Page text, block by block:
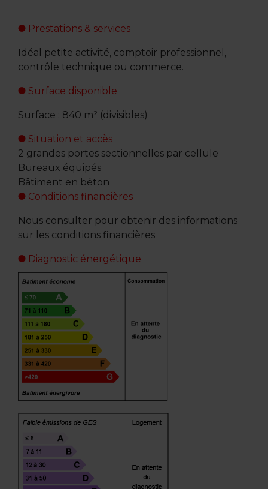
Prestations & services
Idéal petite activité, comptoir professionnel,
contrôle technique ou commerce.
Surface disponible
Surface : 840 m² (divisibles)
Situation et accès
2 grandes portes sectionnelles par cellule
Bureaux équipés
Bâtiment en béton
Conditions financières
Nous consulter pour obtenir des informations
sur les conditions financières
Diagnostic énergétique